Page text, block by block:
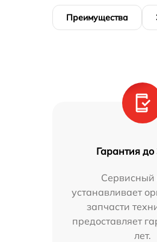
Преимущества
Гарантия до
Сервисный
устанавливает
запчасти
предоставляет
лет.